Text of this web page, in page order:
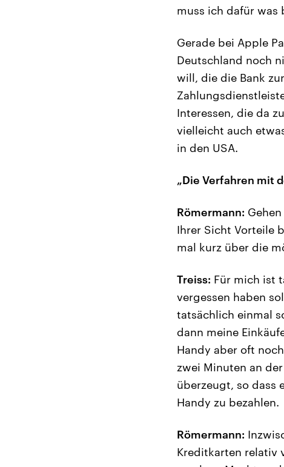
muss ich dafür was
Gerade bei Apple
Deutschland noch
will, die die Bank
Interessen, die da
vielleicht auch
in den USA.
„Die Verfahren mit
Römermann:
Ihrer Sicht Vorteile
mal kurz über die
Treiss: Für mich ist
vergessen haben
tatsächlich einmal
dann meine
Handy aber oft
zwei Minuten an
überzeugt, so dass
Handy zu bezahlen.
Römermann:
Kreditkarten relativ